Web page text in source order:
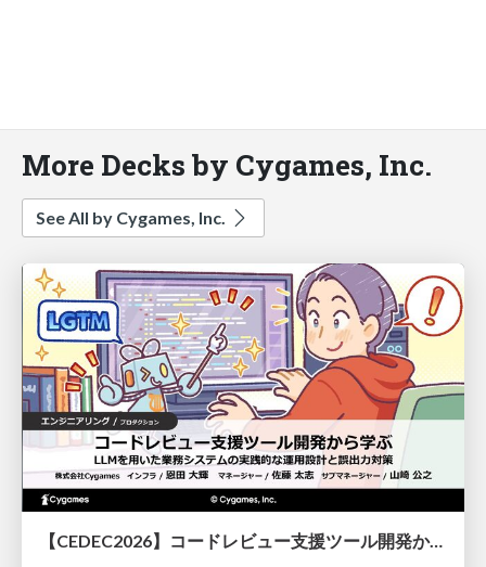
More Decks by Cygames, Inc.
See All by Cygames, Inc.
【CEDEC2026】コードレビュー支援ツール開発から学ぶ：LLMを用いた業務システムの実践的な運用設計と誤出力対策